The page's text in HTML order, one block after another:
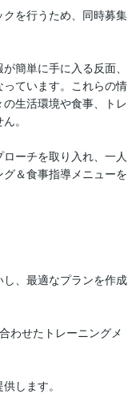
を行うため、同時募集
簡単に手に入る反面、
ています。これらの情
生活環境や食事、トレ
。
ーチを取り入れ、一人
＆食事指導メニューを
、最適なプランを作成
わせたトレーニングメ
します。